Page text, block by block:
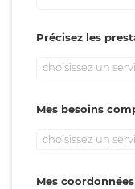
Précisez les
choisissez un
Mes besoins
choisissez un
Mes coordonnées